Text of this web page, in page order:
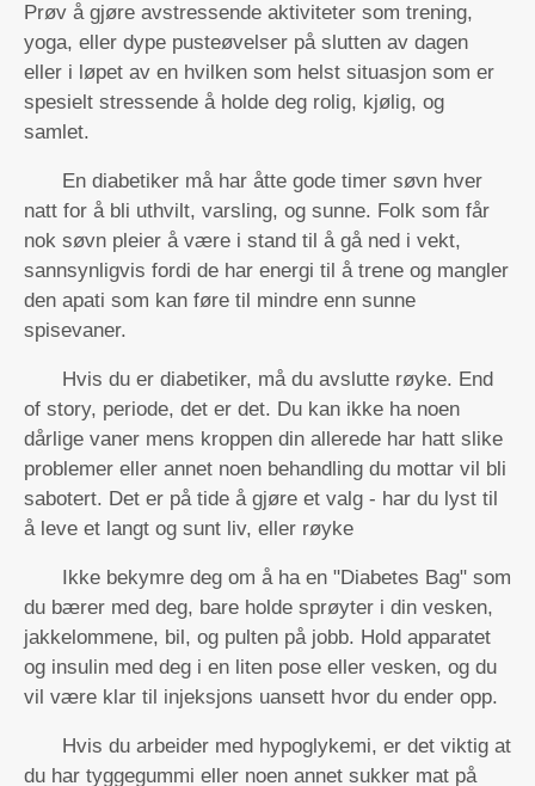
Prøv å gjøre avstressende aktiviteter som trening,
yoga, eller dype pusteøvelser på slutten av dagen
eller i løpet av en hvilken som helst situasjon som er
spesielt stressende å holde deg rolig, kjølig, og
samlet.
En diabetiker må har åtte gode timer søvn hver
natt for å bli uthvilt, varsling, og sunne. Folk som får
nok søvn pleier å være i stand til å gå ned i vekt,
sannsynligvis fordi de har energi til å trene og mangler
den apati som kan føre til mindre enn sunne
spisevaner.
Hvis du er diabetiker, må du avslutte røyke. End
of story, periode, det er det. Du kan ikke ha noen
dårlige vaner mens kroppen din allerede har hatt slike
problemer eller annet noen behandling du mottar vil bli
sabotert. Det er på tide å gjøre et valg - har du lyst til
å leve et langt og sunt liv, eller røyke
Ikke bekymre deg om å ha en "Diabetes Bag" som
du bærer med deg, bare holde sprøyter i din vesken,
jakkelommene, bil, og pulten på jobb. Hold apparatet
og insulin med deg i en liten pose eller vesken, og du
vil være klar til injeksjons uansett hvor du ender opp.
Hvis du arbeider med hypoglykemi, er det viktig at
du har tyggegummi eller noen annet sukker mat på